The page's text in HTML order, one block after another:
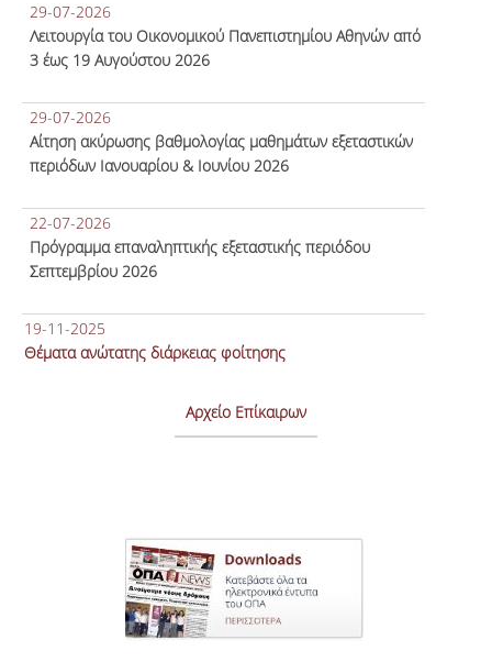
29-07-2026
Λειτουργία του Οικονομικού Πανεπιστημίου Αθηνών από
3 έως 19 Αυγούστου 2026
29-07-2026
Αίτηση ακύρωσης βαθμολογίας μαθημάτων εξεταστικών
περιόδων Ιανουαρίου & Ιουνίου 2026
22-07-2026
Πρόγραμμα επαναληπτικής εξεταστικής περιόδου
Σεπτεμβρίου 2026
19-11-2025
Θέματα ανώτατης διάρκειας φοίτησης
Αρχείο Επίκαιρων